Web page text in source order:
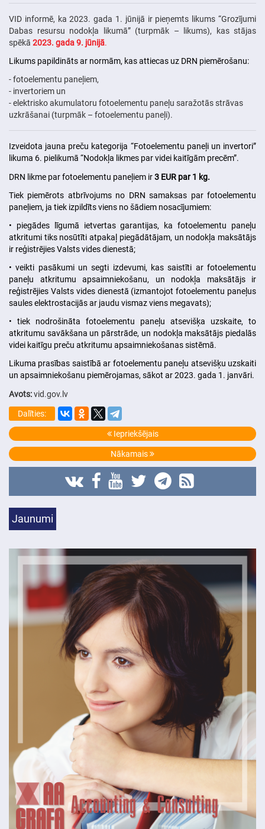
VID informē, ka 2023. gada 1. jūnijā ir pieņemts likums “Grozījumi
Dabas resursu nodokļa likumā” (turpmāk – likums), kas stājas
spēkā 2023. gada 9. jūnijā.
Likums papildināts ar normām, kas attiecas uz DRN piemērošanu:
- fotoelementu paneļiem,
- invertoriem un
- elektrisko akumulatoru fotoelementu paneļu saražotās strāvas
uzkrāšanai (turpmāk – fotoelementu paneļi).
Izveidota jauna preču kategorija “Fotoelementu paneļi un invertori”
likuma 6. pielikumā “Nodokļa likmes par videi kaitīgām precēm”.
DRN likme par fotoelementu paneļiem ir3 EUR par 1 kg.
Tiek piemērots atbrīvojums no DRN samaksas par fotoelementu
paneļiem, ja tiek izpildīts viens no šādiem nosacījumiem:
• piegādes līgumā ietvertas garantijas, ka fotoelementu paneļu
atkritumi tiks nosūtīti atpakaļ piegādātājam, un nodokļa maksātājs
ir reģistrējies Valsts vides dienestā;
• veikti pasākumi un segti izdevumi, kas saistīti ar fotoelementu
paneļu atkritumu apsaimniekošanu, un nodokļa maksātājs ir
reģistrējies Valsts vides dienestā (izmantojot fotoelementu paneļus
saules elektrostacijās ar jaudu vismaz viens megavats);
• tiek nodrošināta fotoelementu paneļu atsevišķa uzskaite, to
atkritumu savākšana un pārstrāde, un nodokļa maksātājs piedalās
videi kaitīgu preču atkritumu apsaimniekošanas sistēmā.
Likuma prasības saistībā ar fotoelementu paneļu atsevišķu uzskaiti
un apsaimniekošanu piemērojamas, sākot ar 2023. gada 1. janvāri.
Avots:vid.gov.lv
Dalīties:
Iepriekšējais
Nākamais
Jaunumi